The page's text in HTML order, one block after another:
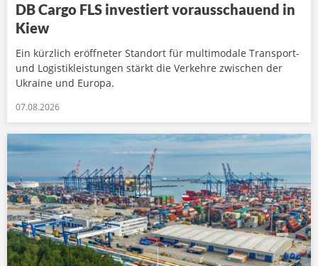
DB Cargo FLS investiert vorausschauend in
Kiew
Ein kürzlich eröffneter Standort für multimodale Transport-
und Logistikleistungen stärkt die Verkehre zwischen der
Ukraine und Europa.
07.08.2026